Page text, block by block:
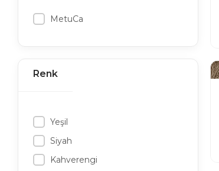
Kadın Askılı Elbise
Kadın Yırtmaçlı Elbise
Kadın Ofis Elbisesi / Giyimi
Kadın Ceket Pantolon Takım
Kadın Yelek Pantolon Takım
Kadın Siyah Etek
Kadın Asimetrik Etek
MetuCa
Renk
Yeşil
Siyah
Kahverengi